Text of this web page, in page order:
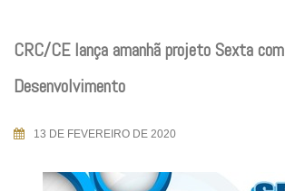
CRC/CE lança amanhã projeto Sexta com
Desenvolvimento
13 DE FEVEREIRO DE 2020